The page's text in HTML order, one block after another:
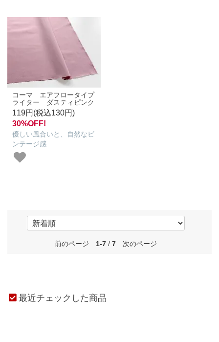
コーマ エアフロータイプ
ライター ダスティピンク
119円(税込130円)
30%OFF!
優しい風合いと、自然なビ
ンテージ感
前のページ 1-7 / 7 次のページ
最近チェックした商品